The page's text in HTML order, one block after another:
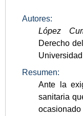
Autores:
López
Derecho
Resumen:
Ante la
sanitaria